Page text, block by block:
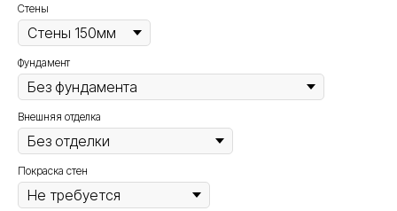
Стены
Фундамент
Внешняя отделка
Покраска стен